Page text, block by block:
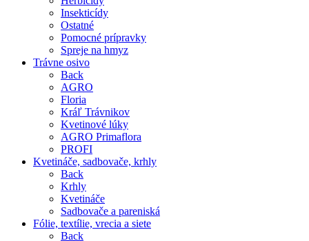
Insekticídy
Ostatné
Pomocné prípravky
Spreje na hmyz
Trávne osivo
Back
AGRO
Floria
Kráľ Trávnikov
Kvetinové lúky
AGRO Primaflora
PROFI
Kvetináče, sadbovače, krhly
Back
Krhly
Kvetináče
Sadbovače a pareniská
Fólie, textílie, vrecia a siete
Back